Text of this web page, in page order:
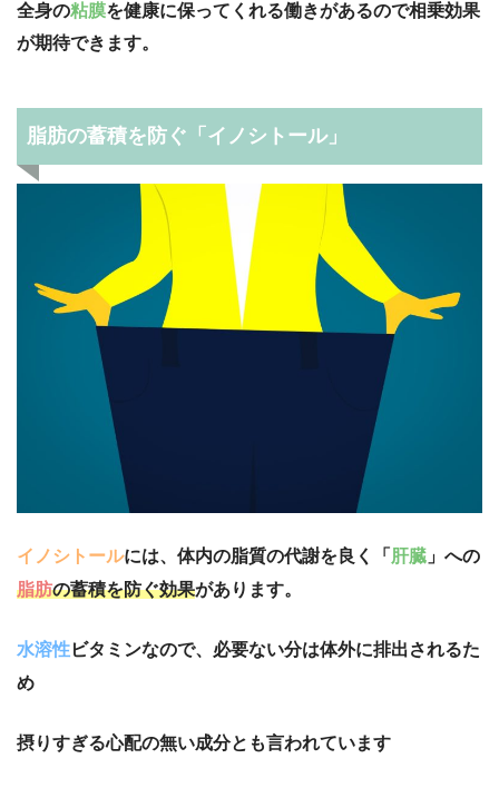
全身の粘膜を健康に保ってくれる働きがあるので相乗効果
が期待できます。
脂肪の蓄積を防ぐ「イノシトール」
イノシトールには、体内の脂質の代謝を良く「 肝臓 」への
脂肪の蓄積を防ぐ効果があります。
水溶性ビタミンなので、必要ない分は体外に排出されるた
め
摂りすぎる心配の無い成分とも言われています